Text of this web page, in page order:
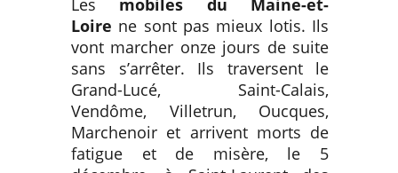
Les mobiles du Maine-et-
Loire ne sont pas mieux lotis. Ils
vont marcher onze jours de suite
sans s’arrêter. Ils traversent le
Grand-Lucé, Saint-Calais,
Vendôme, Villetrun, Oucques,
Marchenoir et arrivent morts de
fatigue et de misère, le 5